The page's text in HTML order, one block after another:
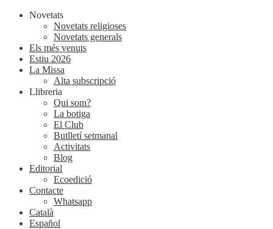
Novetats
Novetats religioses
Novetats generals
Els més venuts
Estiu 2026
La Missa
Alta subscripció
Llibreria
Qui som?
La botiga
El Club
Butlletí setmanal
Activitats
Blog
Editorial
Ecoedició
Contacte
Whatsapp
Català
Español